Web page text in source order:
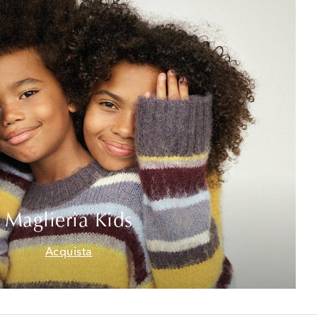
Maglieria Kids
Acquista